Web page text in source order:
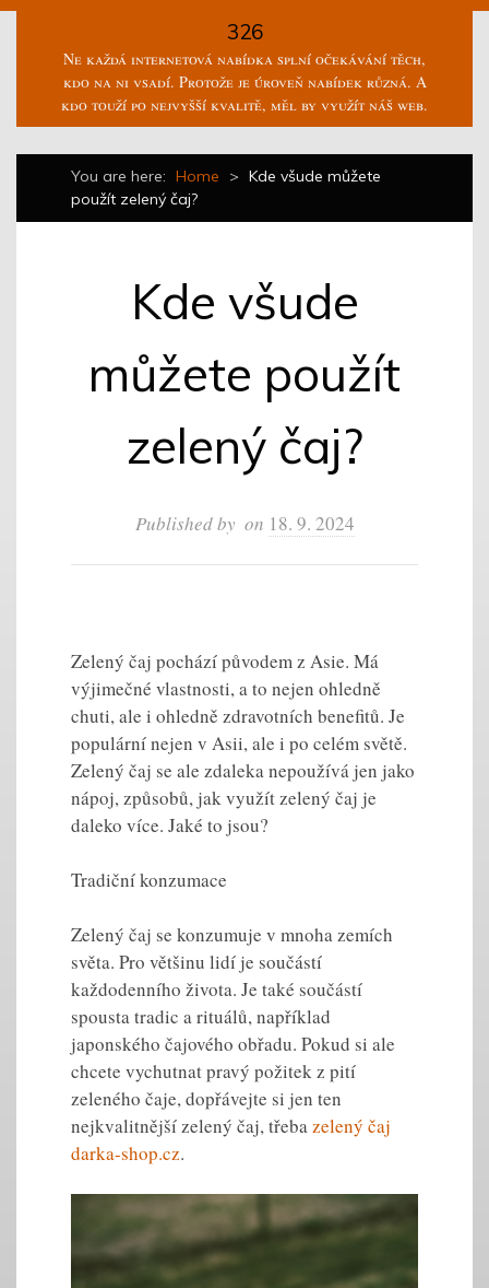
326
Ne každá internetová nabídka splní očekávání těch,
kdo na ni vsadí. Protože je úroveň nabídek různá. A
kdo touží po nejvyšší kvalitě, měl by využít náš web.
You are here: Home > Kde všude můžete
použít zelený čaj?
Kde všude
můžete použít
zelený čaj?
Published by on 18. 9. 2024
Zelený čaj pochází původem z Asie. Má
výjimečné vlastnosti, a to nejen ohledně
chuti, ale i ohledně zdravotních benefitů. Je
populární nejen v Asii, ale i po celém světě.
Zelený čaj se ale zdaleka nepoužívá jen jako
nápoj, způsobů, jak využít zelený čaj je
daleko více. Jaké to jsou?
Tradiční konzumace
Zelený čaj se konzumuje v mnoha zemích
světa. Pro většinu lidí je součástí
každodenního života. Je také součástí
spousta tradic a rituálů, například
japonského čajového obřadu. Pokud si ale
chcete vychutnat pravý požitek z pití
zeleného čaje, dopřávejte si jen ten
nejkvalitnější zelený čaj, třebazelený čaj
darka-shop.cz.